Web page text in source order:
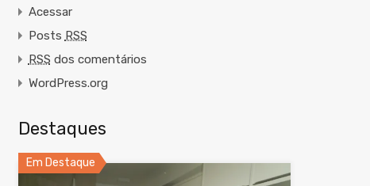
Acessar
Posts RSS
RSS dos comentários
WordPress.org
Destaques
Em Destaque